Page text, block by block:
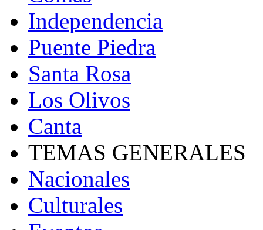
Independencia
Puente Piedra
Santa Rosa
Los Olivos
Canta
TEMAS GENERALES
Nacionales
Culturales